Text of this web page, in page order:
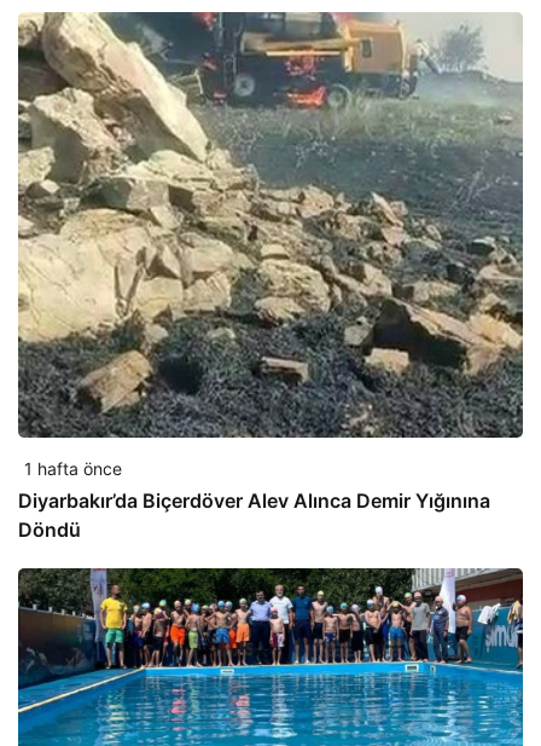
1 hafta önce
Diyarbakır’da Biçerdöver Alev Alınca Demir Yığınına
Döndü